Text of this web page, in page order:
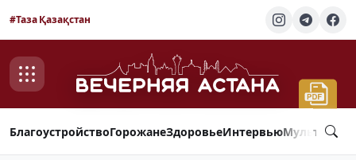
#Таза Қазақстан
БлагоустройствоГорожанеЗдоровьеИнтервью